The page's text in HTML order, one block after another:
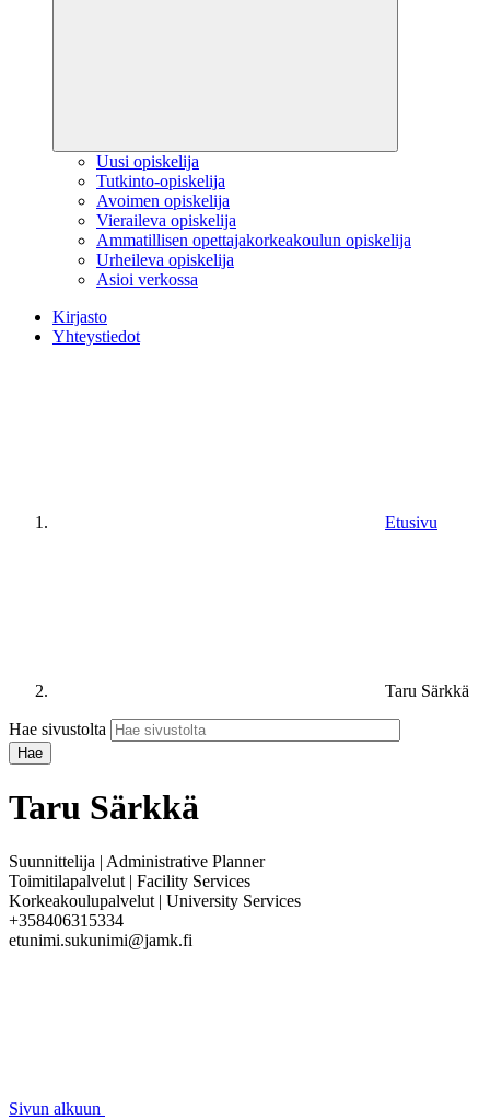
Uusi opiskelija
Tutkinto-opiskelija
Avoimen opiskelija
Vieraileva opiskelija
Ammatillisen opettajakorkeakoulun opiskelija
Urheileva opiskelija
Asioi verkossa
Kirjasto
Yhteystiedot
Etusivu
Taru Särkkä
Hae sivustolta
Taru Särkkä
Suunnittelija | Administrative Planner
Toimitilapalvelut | Facility Services
Korkeakoulupalvelut | University Services
+358406315334
etunimi.sukunimi@jamk.fi
Sivun alkuun